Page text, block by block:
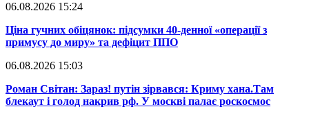
06.08.2026 15:24
​Ціна гучних обіцянок: підсумки 40-денної «операції з
примусу до миру» та дефіцит ППО
06.08.2026 15:03
​Роман Світан: Зараз! путін зірвався: Криму хана.Там
блекаут і голод накрив рф. У москві палає роскосмос